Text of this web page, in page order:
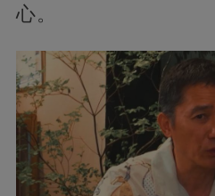
心。